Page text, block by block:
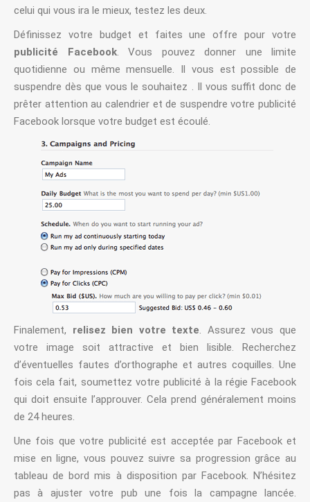
celui qui vous ira le mieux, testez les deux.
Définissez votre budget et faites une offre pour votre
publicité Facebook. Vous pouvez donner une limite
quotidienne ou même mensuelle. Il vous est possible de
suspendre dès que vous le souhaitez . Il vous suffit donc de
prêter attention au calendrier et de suspendre votre publicité
Facebook lorsque votre budget est écoulé.
Finalement, relisez bien votre texte. Assurez vous que
votre image soit attractive et bien lisible. Recherchez
d’éventuelles fautes d’orthographe et autres coquilles. Une
fois cela fait, soumettez votre publicité à la régie Facebook
qui doit ensuite l’approuver. Cela prend généralement moins
de 24 heures.
Une fois que votre publicité est acceptée par Facebook et
mise en ligne, vous pouvez suivre sa progression grâce au
tableau de bord mis à disposition par Facebook. N’hésitez
pas à ajuster votre pub une fois la campagne lancée.